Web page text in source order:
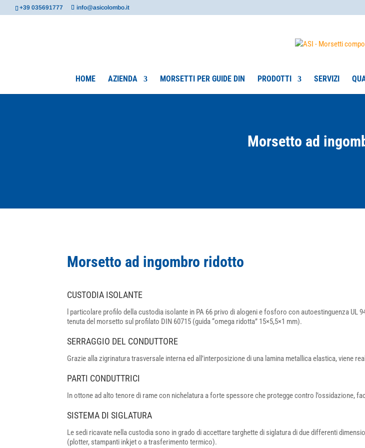
+39 035691777 info@asicolombo.it
HOME AZIENDA MORSETTI PER GUIDE DIN PRODOTTI SERVIZI
Morsetto ad
Morsetto ad ingombro ridotto
CUSTODIA ISOLANTE
l particolare profilo della custodia isolante in PA 66 privo di alogeni e fosforo con autoestinguenza
tenuta del morsetto sul profilato DIN 60715 (guida “omega ridotta” 15×5,5×1 mm).
SERRAGGIO DEL CONDUTTORE
Grazie alla zigrinatura trasversale interna ed all’interposizione di una lamina metallica elastica, viene
PARTI CONDUTTRICI
In ottone ad alto tenore di rame con nichelatura a forte spessore che protegge contro l’ossidazione,
SISTEMA DI SIGLATURA
Le sedi ricavate nella custodia sono in grado di accettare targhette di siglatura di due differenti
(plotter, stampanti inkjet o a trasferimento termico).